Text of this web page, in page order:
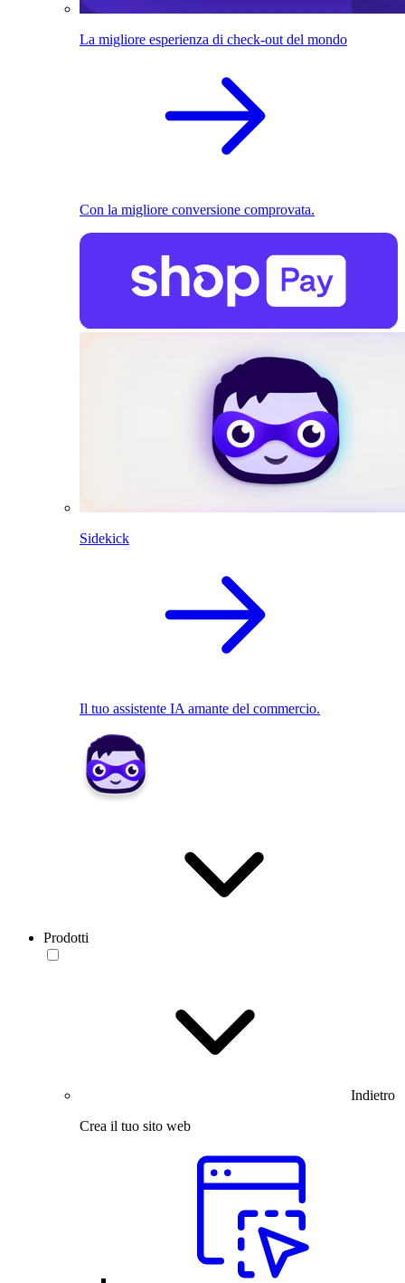
La migliore esperienza di check-out del mondo
Con la migliore conversione comprovata.
Sidekick
Il tuo assistente IA amante del commercio.
Prodotti
Indietro
Crea il tuo sito web